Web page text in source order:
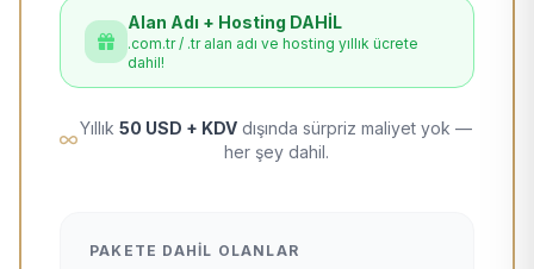
Alan Adı + Hosting DAHİL
.com.tr / .tr alan adı ve hosting yıllık ücrete
dahil!
Yıllık 50 USD + KDV dışında sürpriz maliyet yok —
her şey dahil.
PAKETE DAHIL OLANLAR